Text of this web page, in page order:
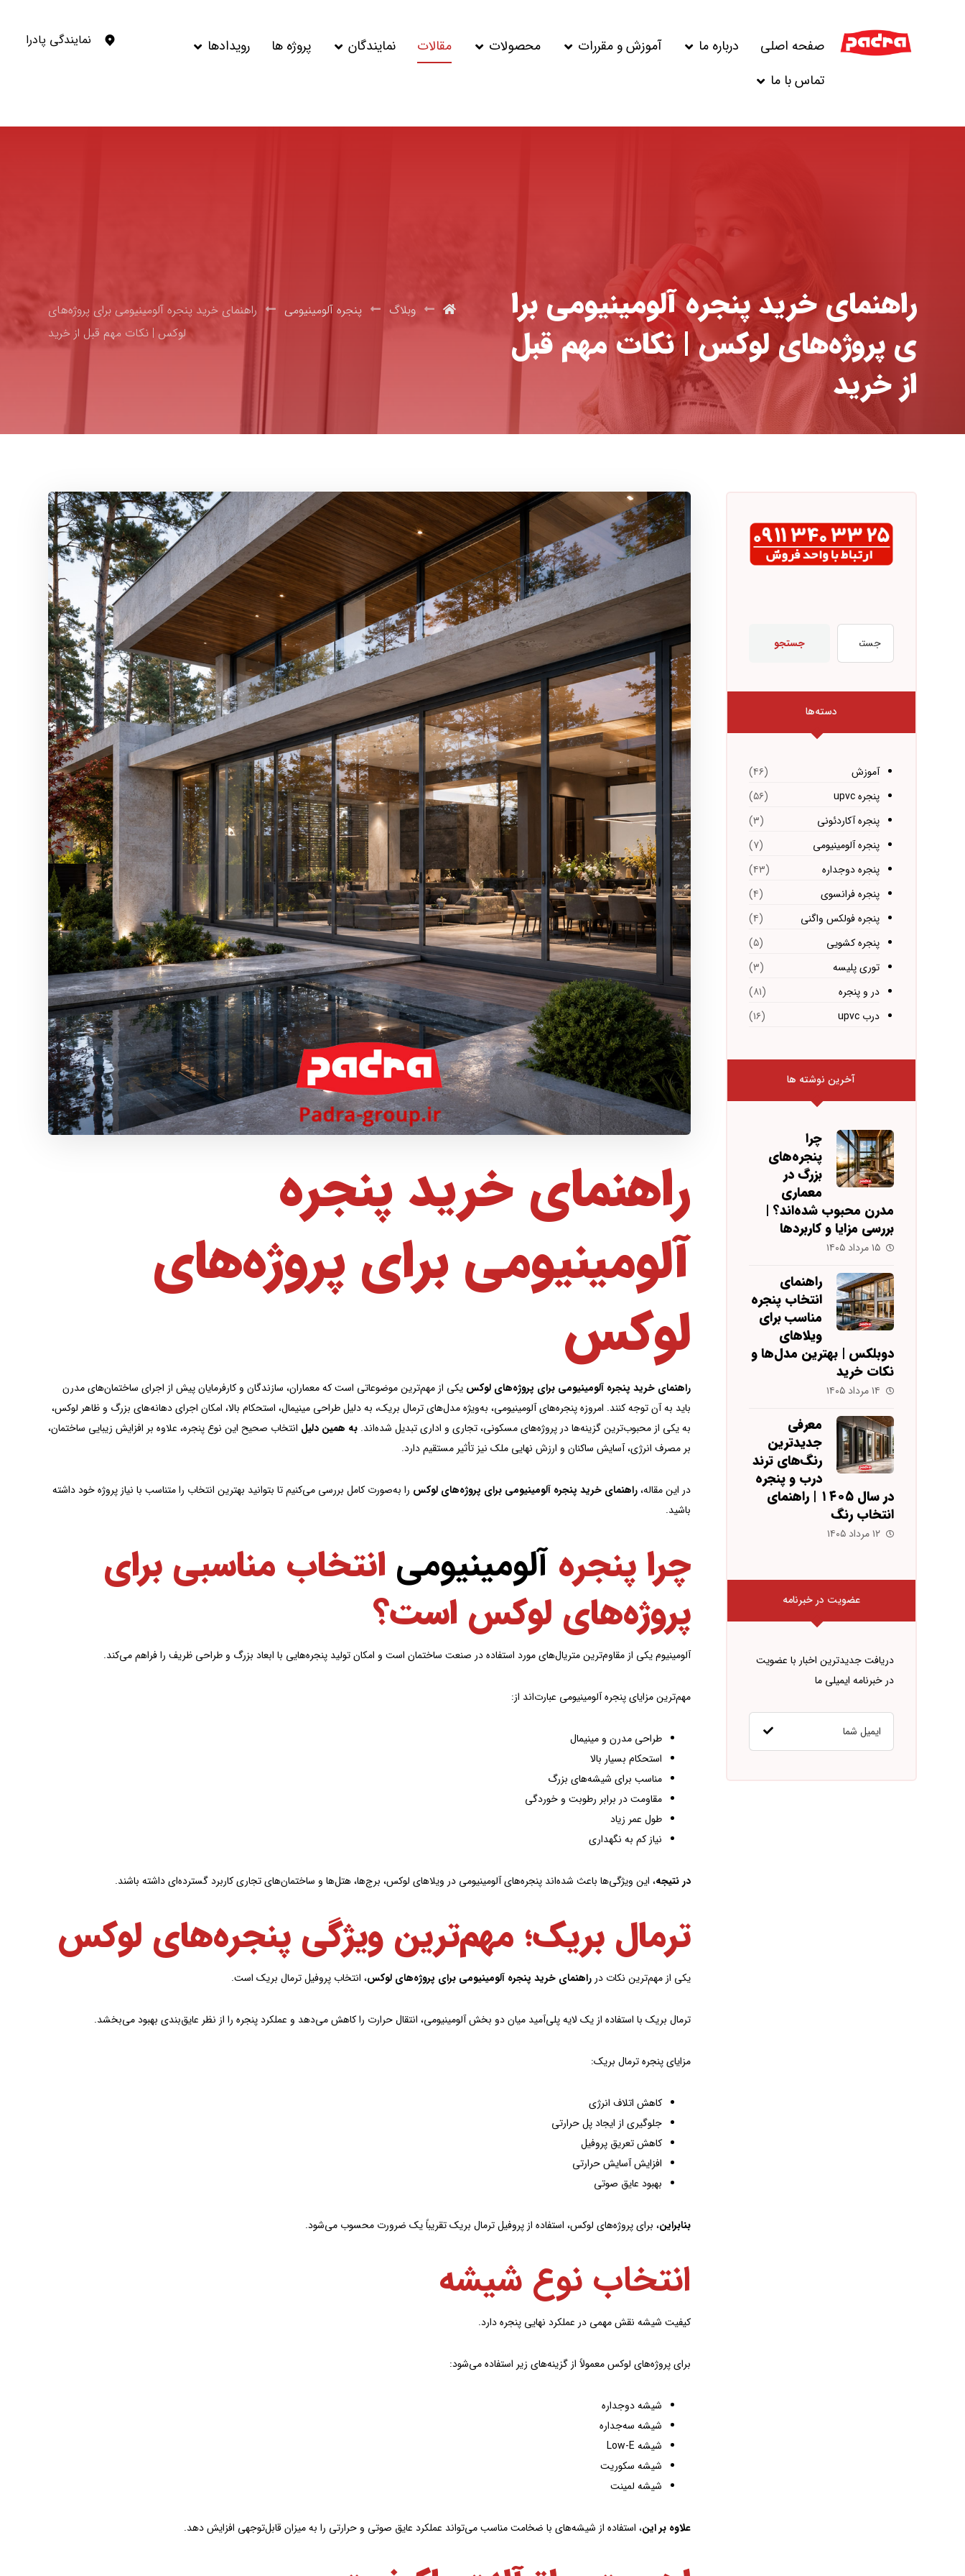
صفحه اصلی درباره ما آموزش و مقررات محصولات مقالات نمایندگان پروژه ها
رویدادها
تماس با ما
نمایندگی پادرا
راهنمای خرید پنجره آلومینیومی برا
ی پروژه‌های لوکس | نکات مهم قبل
از خرید
وبلاگ پنجره آلومینیومی
راهنمای خرید پنجره آلومینیومی برای پروژه‌های
لوکس | نکات مهم قبل از خرید
راهنمای خرید پنجره
آلومینیومی برای پروژه‌های
لوکس
راهنمای خرید پنجره آلومینیومی برای پروژه‌های لوکس یکی از مهم‌ترین موضوعاتی است که معماران، سازندگان و کارفرمایان پیش از اجرای ساختمان‌های مدرن
باید به آن توجه کنند. امروزه پنجره‌های آلومینیومی، به‌ویژه مدل‌های ترمال بریک، به دلیل طراحی مینیمال، استحکام بالا، امکان اجرای دهانه‌های بزرگ و ظاهر لوکس،
به یکی از محبوب‌ترین گزینه‌ها در پروژه‌های مسکونی، تجاری و اداری تبدیل شده‌اند. به همین دلیل انتخاب صحیح این نوع پنجره، علاوه بر افزایش زیبایی ساختمان،
بر مصرف انرژی، آسایش ساکنان و ارزش نهایی ملک نیز تأثیر مستقیم دارد.
در این مقاله،راهنمای خرید پنجره آلومینیومی برای پروژه‌های لوکس را به‌صورت کامل بررسی می‌کنیم تا بتوانید بهترین انتخاب را متناسب با نیاز پروژه خود داشته
باشید.
چرا پنجرهآلومینیومی انتخاب مناسبی برای
پروژه‌های لوکس است؟
آلومینیوم یکی از مقاوم‌ترین متریال‌های مورد استفاده در صنعت ساختمان است و امکان تولید پنجره‌هایی با ابعاد بزرگ و طراحی ظریف را فراهم می‌کند.
مهم‌ترین مزایای پنجره آلومینیومی عبارت‌اند از:
طراحی مدرن و مینیمال
استحکام بسیار بالا
مناسب برای شیشه‌های بزرگ
مقاومت در برابر رطوبت و خوردگی
طول عمر زیاد
نیاز کم به نگهداری
در نتیجه، این ویژگی‌ها باعث شده‌اند پنجره‌های آلومینیومی در ویلاهای لوکس، برج‌ها، هتل‌ها و ساختمان‌های تجاری کاربرد گسترده‌ای داشته باشند.
ترمال بریک؛ مهم‌ترین ویژگی پنجره‌های لوکس
یکی از مهم‌ترین نکات در راهنمای خرید پنجره آلومینیومی برای پروژه‌های لوکس، انتخاب پروفیل ترمال بریک است.
ترمال بریک با استفاده از یک لایه پلی‌آمید میان دو بخش آلومینیومی، انتقال حرارت را کاهش می‌دهد و عملکرد پنجره را از نظر عایق‌بندی بهبود می‌بخشد.
مزایای پنجره ترمال بریک:
کاهش اتلاف انرژی
جلوگیری از ایجاد پل حرارتی
کاهش تعریق پروفیل
افزایش آسایش حرارتی
بهبود عایق صوتی
بنابراین، برای پروژه‌های لوکس، استفاده از پروفیل ترمال بریک تقریباً یک ضرورت محسوب می‌شود.
انتخاب نوع شیشه
کیفیت شیشه نقش مهمی در عملکرد نهایی پنجره دارد.
برای پروژه‌های لوکس معمولاً از گزینه‌های زیر استفاده می‌شود:
شیشه دوجداره
شیشه سه‌جداره
شیشه Low-E
شیشه سکوریت
شیشه لمینت
علاوه بر این، استفاده از شیشه‌های با ضخامت مناسب می‌تواند عملکرد عایق صوتی و حرارتی را به میزان قابل‌توجهی افزایش دهد.
جستجو
دسته‌ها
آموزش
(۴۶)
پنجره upvc
(۵۶)
پنجره آکاردئونی
(۳)
پنجره آلومینیومی
(۷)
پنجره دوجداره
(۴۳)
پنجره فرانسوی
(۴)
پنجره فولکس واگنی
(۴)
پنجره کشویی
(۵)
توری پلیسه
(۳)
در و پنجره
(۸۱)
درب upvc
(۱۶)
آخرین نوشته ها
چرا
پنجره‌های
بزرگ در
معماری
مدرن محبوب شده‌اند؟ |
بررسی مزایا و کاربردها
۱۵ مرداد ۱۴۰۵
راهنمای
انتخاب پنجره
مناسب برای
ویلاهای
دوبلکس | بهترین مدل‌ها و
نکات خرید
۱۴ مرداد ۱۴۰۵
معرفی
جدیدترین
رنگ‌های ترند
درب و پنجره
در سال ۱۴۰۵ | راهنمای
انتخاب رنگ
۱۲ مرداد ۱۴۰۵
عضویت در خبرنامه
دریافت جدیدترین اخبار با عضویت
در خبرنامه ایمیلی ما